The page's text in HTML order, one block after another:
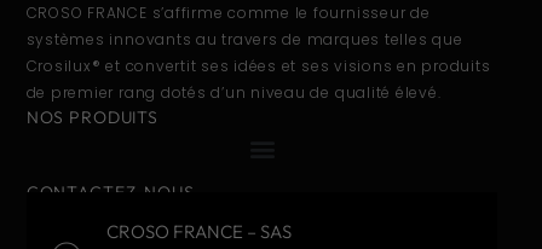
CROSO FRANCE s’affirme comme le fournisseur de
systèmes innovants au travers de marques telles que
Crosilux® et convertit ses idées et ses visions en produits
de premier rang dotés d’un niveau de qualité élevé.
NOS PRODUITS
CONTACTEZ-NOUS
CROSO FRANCE – SAS